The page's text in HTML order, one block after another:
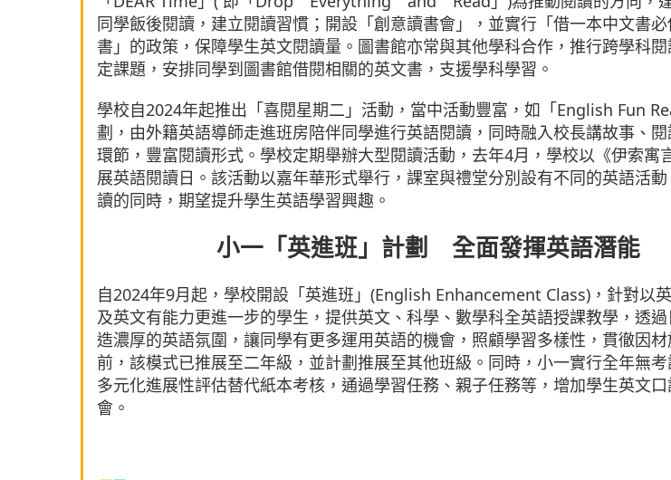
同學飯後閱讀，建立閱讀習慣；開設「創意讀書會」，並實行「借一本中文書
書」的政策，保障學生英文閱讀量。圖書館亦常與其他學科合作，推行跨學科
定課題，安排同學到圖書館借閱相關的英文書，支援學科學習。
學校自2024年起推出「喜閱星期二」活動，當中活動豐富，如「English Fun
劃，由外籍英語導師走進班房陪伴同學進行英語閱讀，同時融入校長講故事、
環節，豐富閱讀形式。學校定期舉辦大型閱讀活動，去年4月，學校以《伊索寓
展英語閱讀日。該活動以嘉年華形式舉行，課室與禮堂分別設有不同的英語活
讀的同時，期望提升學生英語學習興趣。
小一「英進班」計劃 全面發揮英語潛能
自2024年9月起，學校開設「英進班」(English Enhancement Class)，針對以
及英文有能力更進一步的學生，提供英文、科學、數學科全英語授課教學，透
造濃厚的英語氛圍，讓同學有更多運用英語的機會，照顧學習多樣性，貫徹因材
前，該模式已推展至二年級，並計劃推展至其他班級。同時，小一實行全年無
多元化進展性評估替代紙本考核，通過學習任務、親子任務等，增加學生英文
會。